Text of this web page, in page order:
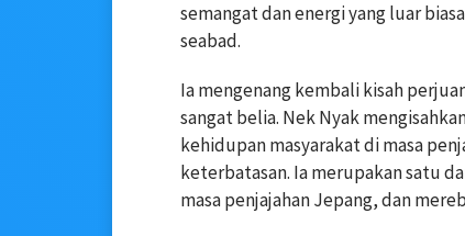
semangat dan energi yang luar
seabad.
Ia mengenang kembali kisah
sangat belia. Nek Nyak
kehidupan masyarakat di masa
keterbatasan. Ia merupakan satu
masa penjajahan Jepang, dan